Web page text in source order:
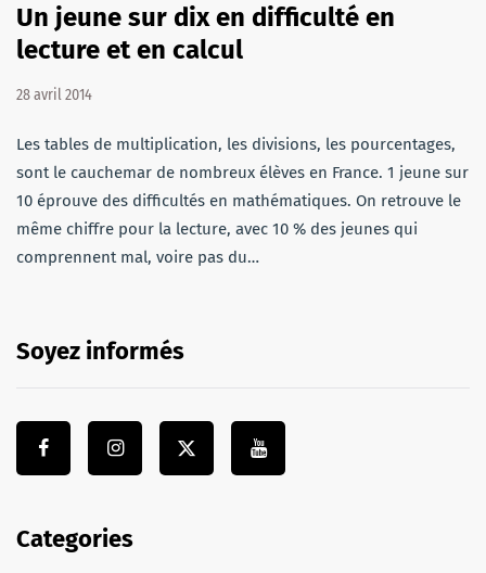
Un jeune sur dix en difficulté en
lecture et en calcul
28 avril 2014
Les tables de multiplication, les divisions, les pourcentages,
sont le cauchemar de nombreux élèves en France. 1 jeune sur
10 éprouve des difficultés en mathématiques. On retrouve le
même chiffre pour la lecture, avec 10 % des jeunes qui
comprennent mal, voire pas du…
Soyez informés
Categories